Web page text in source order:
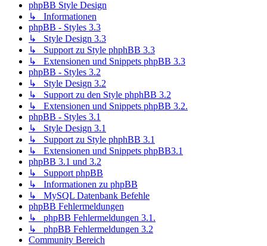
phpBB Style Design
↳ Informationen
phpBB - Styles 3.3
↳ Style Design 3.3
↳ Support zu Style phphBB 3.3
↳ Extensionen und Snippets phpBB 3.3
phpBB - Styles 3.2
↳ Style Design 3.2
↳ Support zu den Style phphBB 3.2
↳ Extensionen und Snippets phpBB 3.2.
phpBB - Styles 3.1
↳ Style Design 3.1
↳ Support zu Style phphBB 3.1
↳ Extensionen und Snippets phpBB3.1
phpBB 3.1 und 3.2
↳ Support phpBB
↳ Informationen zu phpBB
↳ MySQL Datenbank Befehle
phpBB Fehlermeldungen
↳ phpBB Fehlermeldungen 3.1.
↳ phpBB Fehlermeldungen 3.2
Community Bereich